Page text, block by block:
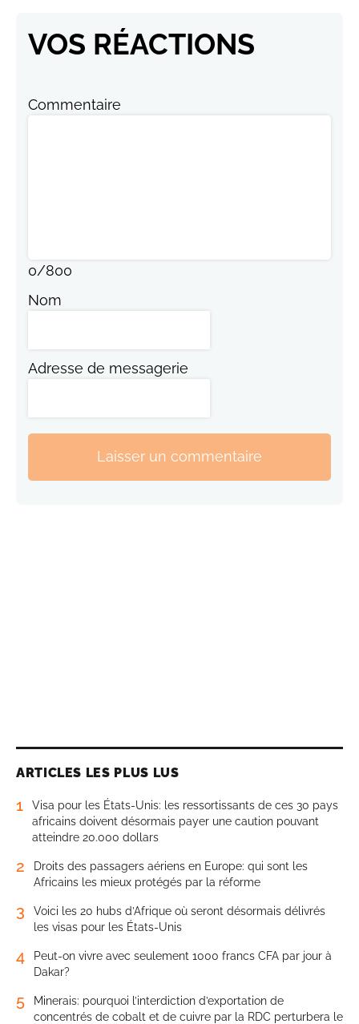
VOS RÉACTIONS
Commentaire
0/800
Nom
Adresse de messagerie
Laisser un commentaire
ARTICLES LES PLUS LUS
1
Visa pour les États-Unis: les ressortissants de ces 30 pays
africains doivent désormais payer une caution pouvant
atteindre 20.000 dollars
2
Droits des passagers aériens en Europe: qui sont les
Africains les mieux protégés par la réforme
3
Voici les 20 hubs d’Afrique où seront désormais délivrés
les visas pour les États-Unis
4
Peut-on vivre avec seulement 1000 francs CFA par jour à
Dakar?
5
Minerais: pourquoi l’interdiction d’exportation de
concentrés de cobalt et de cuivre par la RDC perturbera le